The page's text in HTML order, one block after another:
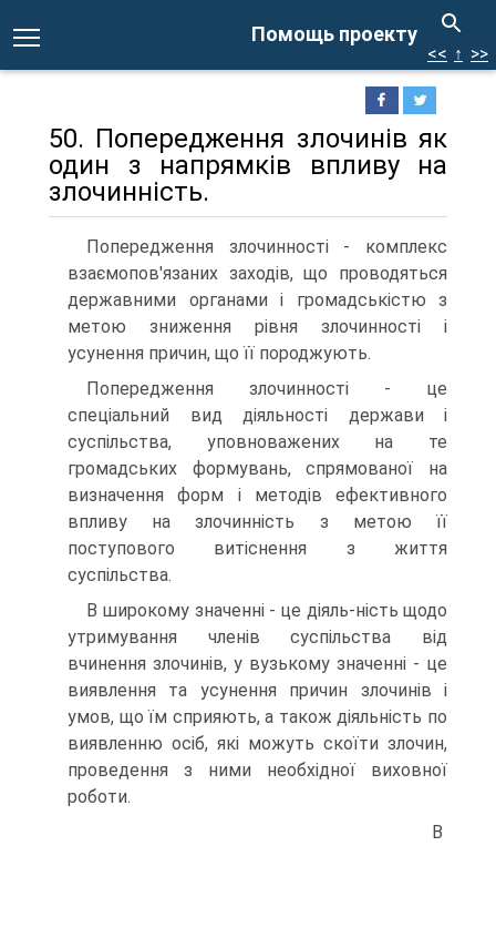
Помощь проекту
<< ↑ >>
50. Попередження злочинів як
один з напрямків впливу на
злочинність.
Попередження злочинності - комплекс
взаємопов'язаних заходів, що проводяться
державними органами і громадськістю з
метою зниження рівня злочинності і
усунення причин, що її породжують.
Попередження злочинності - це
спеціальний вид діяльності держави і
суспільства, уповноважених на те
громадських формувань, спрямованої на
визначення форм і методів ефективного
впливу на злочинність з метою її
поступового витіснення з життя
суспільства.
В широкому значенні - це діяль-ність щодо
утримування членів суспільства від
вчинення злочинів, у вузькому значенні - це
виявлення та усунення причин злочинів і
умов, що їм сприяють, а також діяльність по
виявленню осіб, які можуть скоїти злочин,
проведення з ними необхідної виховної
роботи.
В